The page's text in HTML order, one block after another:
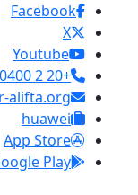
Facebook
X
Youtube
+20 2 25970400
alifta.org
huawei
App Store
Play